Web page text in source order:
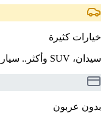
خيارات كثيرة
سيدان، SUV وأكثر.. سيارات متنوعة من وكلاء معتمدين
بدون عربون